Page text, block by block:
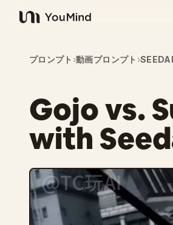
YouMind
プロンプト ›動画プロンプト ›
Gojo vs.
with